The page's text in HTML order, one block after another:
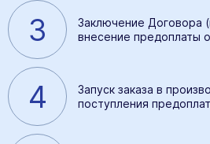
3
Заключение Договора
внесение предоплаты
4
Запуск заказа в
поступления